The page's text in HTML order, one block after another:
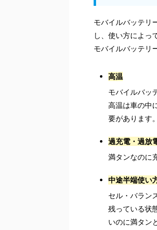
モバイルバッテリ
し、使い方によっ
モバイルバッテリ
高温
モバイルバッ
高温は車の中
要があります。
過充電・過放
満タンなのに
中途半端使い
セル・バラン
残っている状
いのに満タン